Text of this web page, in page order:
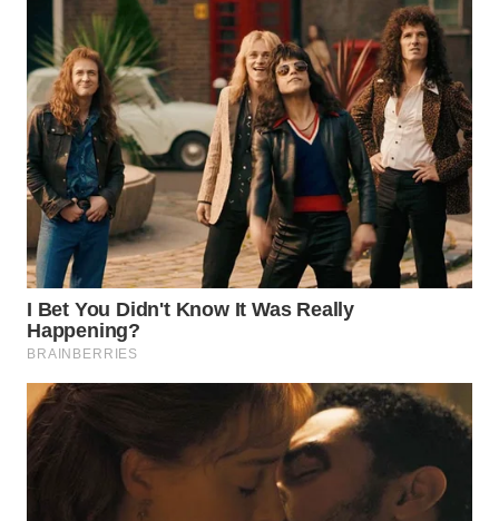
WN
PADANG
LAWAS
WN
SUMEDANG
WN
CIANJUR
WN
KEPULAUAN
SERIBU
WN
TANGERANG